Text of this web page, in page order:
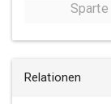
Sparte
Relationen